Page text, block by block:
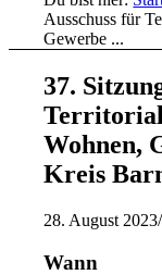
Ausschuss für
Gewerbe ...
37.
Wohnen,
Kreis
28. August 2023/
Wann